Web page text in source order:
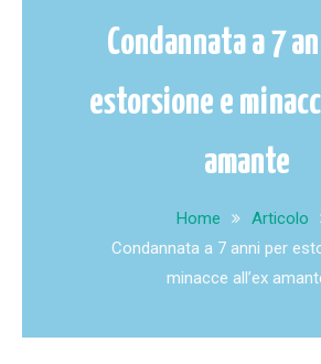
Condannata a 7
estorsione e
amante
Home
Articolo
Condannata a 7 anni per
minacce all’ex